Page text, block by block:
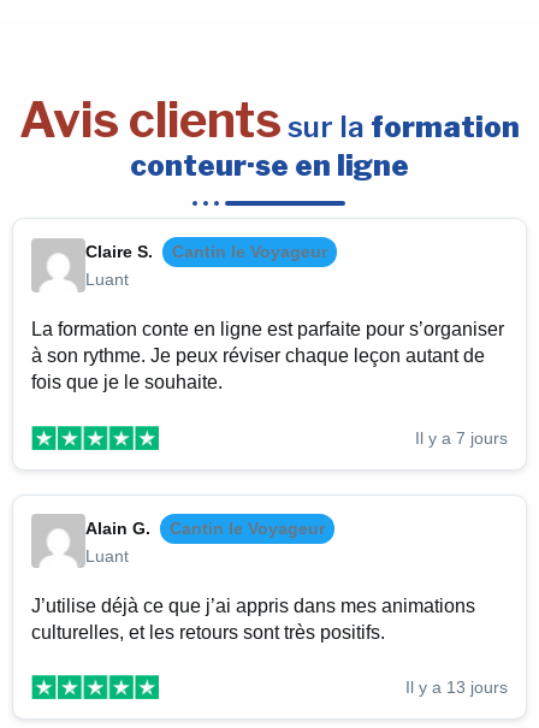
Avis clients sur la formation
conteur·se en ligne
Claire S.
Cantin le Voyageur
Luant
La formation conte en ligne est parfaite pour s’organiser
à son rythme. Je peux réviser chaque leçon autant de
fois que je le souhaite.
Il y a 7 jours
Alain G.
Cantin le Voyageur
Luant
J’utilise déjà ce que j’ai appris dans mes animations
culturelles, et les retours sont très positifs.
Il y a 13 jours